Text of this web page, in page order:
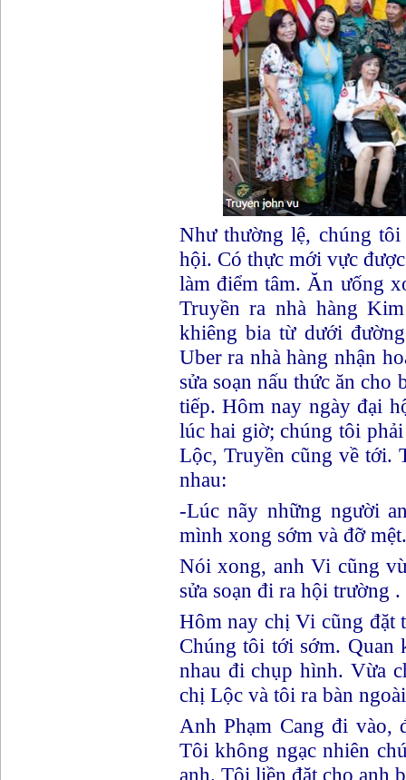
Như thường lệ, chúng
hội. Có thực mới vực
làm điểm tâm. Ăn ưống
Truyền ra nhà hàng
khiêng bia từ dưới
Uber ra nhà hàng nhận
sửa soạn nấu thức ăn
tiếp. Hôm nay ngày đại
lúc hai giờ; chúng tôi
Lộc, Truyền cũng về tới.
nhau:
-Lúc nãy những người
mình xong sớm và đỡ mệt.
Nói xong, anh Vi cũng
sửa soạn đi ra hội trường .
Hôm nay chị Vi cũng đặt
Chúng tôi tới sớm. Quan
nhau đi chụp hình. Vừa
chị Lộc và tôi ra bàn
Anh Phạm Cang đi vào,
Tôi không ngạc nhiên
anh. Tôi liền đặt cho anh